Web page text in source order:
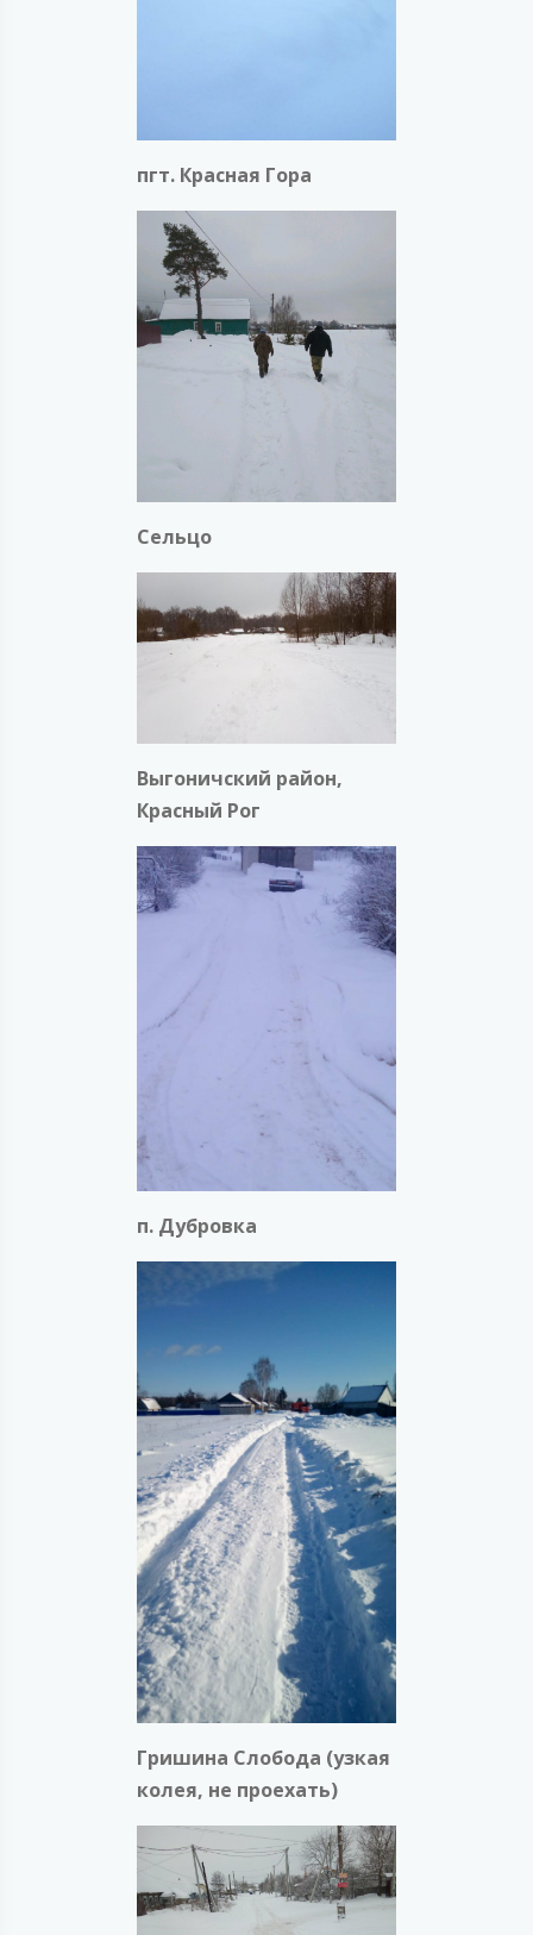
пгт. Красная Гора
Сельцо
Выгоничский район,
Красный Рог
п. Дубровка
Гришина Слобода (узкая
колея, не проехать)